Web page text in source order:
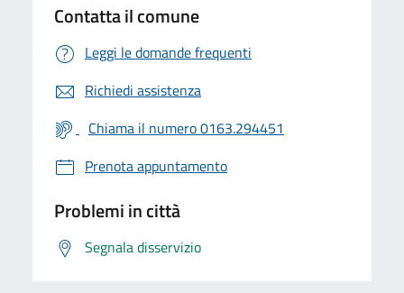
Contatta il comune
Leggi le domande frequenti
Richiedi assistenza
Chiama il numero 0163.294451
Prenota appuntamento
Problemi in città
Segnala disservizio